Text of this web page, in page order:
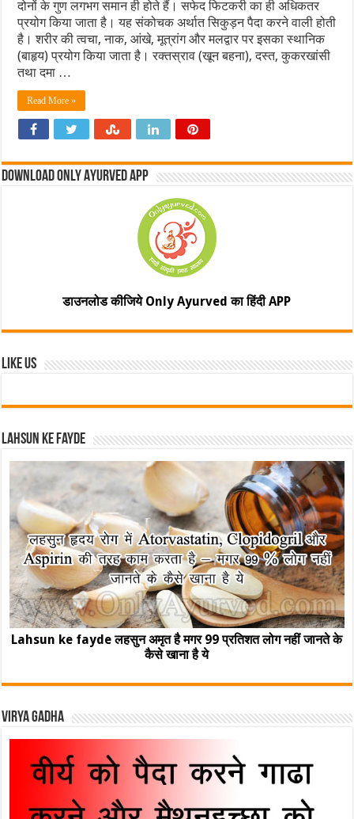
दोनों के गुण लगभग समान ही होते हैं। सफेद फिटकरी का ही अधिकतर
प्रयोग किया जाता है। यह संकोचक अर्थात सिकुड़न पैदा करने वाली होती
है। शरीर की त्वचा, नाक, आंखे, मूत्रांग और मलद्वार पर इसका स्थानिक
(बाहृय) प्रयोग किया जाता है। रक्तस्राव (खून बहना), दस्त, कुकरखांसी
तथा दमा …
Read More »
Download Only Ayurved App
डाउनलोड कीजिये Only Ayurved का हिंदी APP
Like Us
Lahsun ke fayde
Lahsun ke fayde लहसुन अमृत है मगर 99 प्रतिशत लोग नहीं जानते के
कैसे खाना है ये
Virya Gadha